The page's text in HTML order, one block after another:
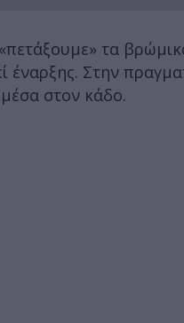
τα
έναρξης. Στην
στον κάδο.